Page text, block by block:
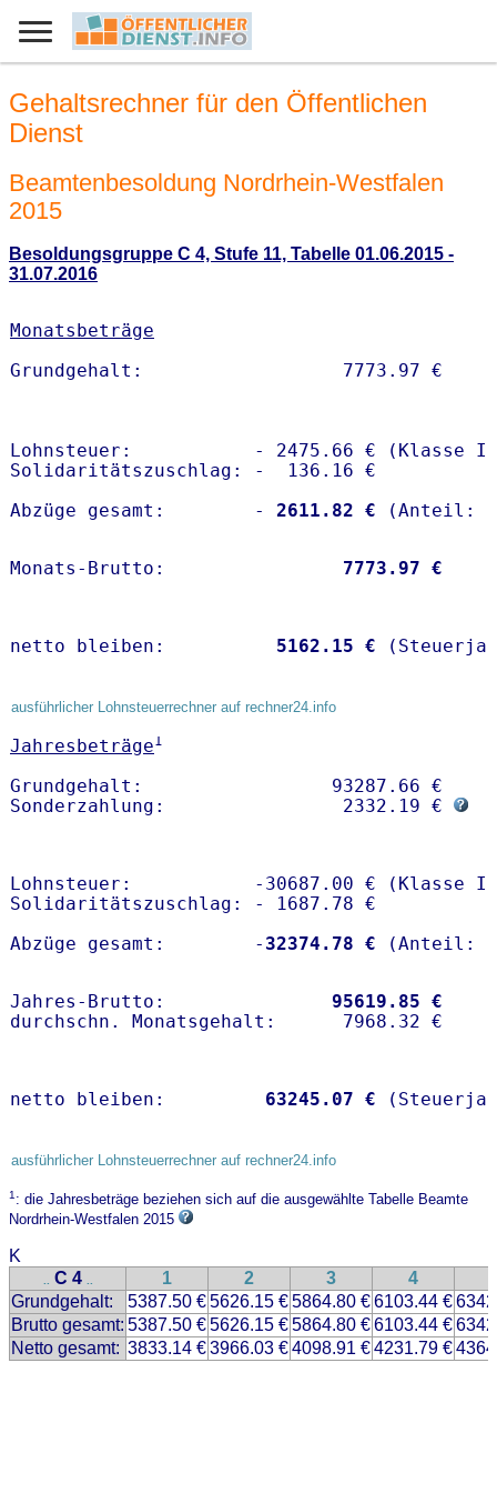
Gehaltsrechner für den Öffentlichen
Dienst
Beamtenbesoldung Nordrhein-Westfalen
2015
Besoldungsgruppe C 4, Stufe 11, Tabelle 01.06.2015 -
31.07.2016
Monatsbeträge
Lohnsteuer:           - 2475.66 € (Klasse I)
Solidaritätszuschlag: -  136.16 €
Abzüge gesamt:        -
2611.82 €
Monats-Brutto: 7773.97 €
netto bleiben: 5162.15 €
ausführlicher Lohnsteuerrechner auf rechner24.info
Jahresbeträge1
Grundgehalt:                 93287.66 €
Sonderzahlung:                2332.19 €
Lohnsteuer:           -30687.00 € (Klasse I)
Solidaritätszuschlag: - 1687.78 €
Abzüge gesamt:        - 32374.78 €
Jahres-Brutto: 95619.85 €
netto bleiben: 63245.07 €
ausführlicher Lohnsteuerrechner auf rechner24.info
1: die Jahresbeträge beziehen sich auf die ausgewählte Tabelle Beamte
Nordrhein-Westfalen 2015
K
.. C 4 .. 1 2 3 4
Grundgehalt:
5387.50 €5626.15 €5864.80 €6103.44 €
Brutto gesamt: 5387.50 €5626.15 €5864.80 €6103.44 €
Netto gesamt: 3833.14 €3966.03 €4098.91 €4231.79 €